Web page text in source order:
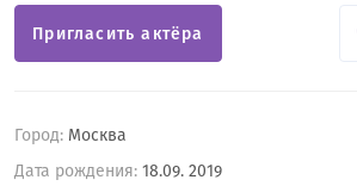
Город: Москва
Дата рождения: 18.09. 2019
Пригласить актёра